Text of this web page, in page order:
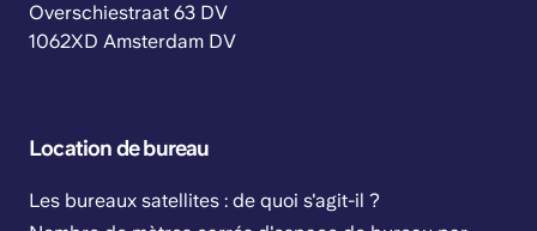
Overschiestraat 63 DV
1062XD Amsterdam DV
Location de bureau
Les bureaux satellites : de quoi s'agit-il ?